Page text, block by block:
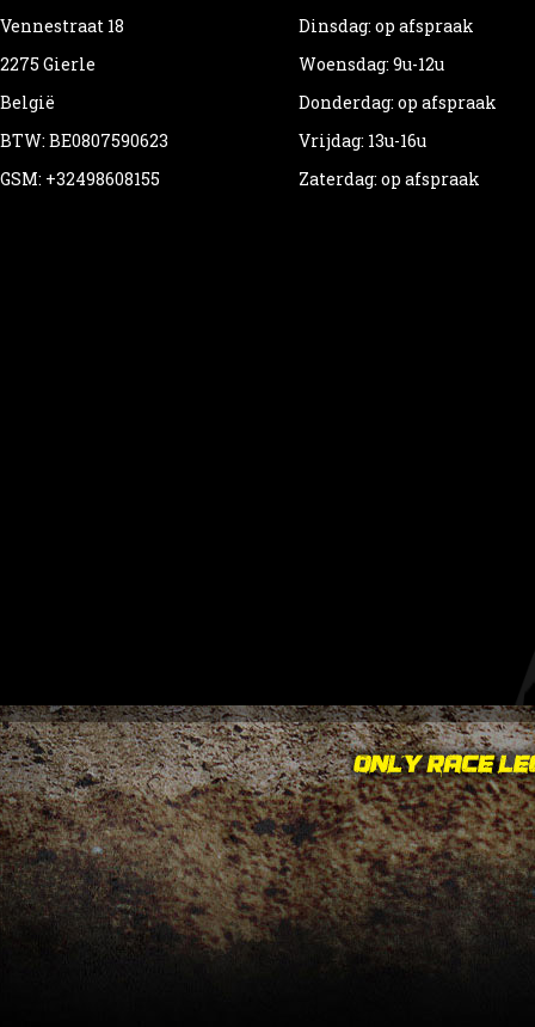
Vennestraat 18
2275 Gierle
België
BTW: BE0807590623
GSM: +32498608155
Dinsdag: op afspraak
Woensdag: 9u-12u
Donderdag: op afspraak
Vrijdag: 13u-16u
Zaterdag: op afspraak